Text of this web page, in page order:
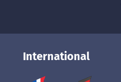
International